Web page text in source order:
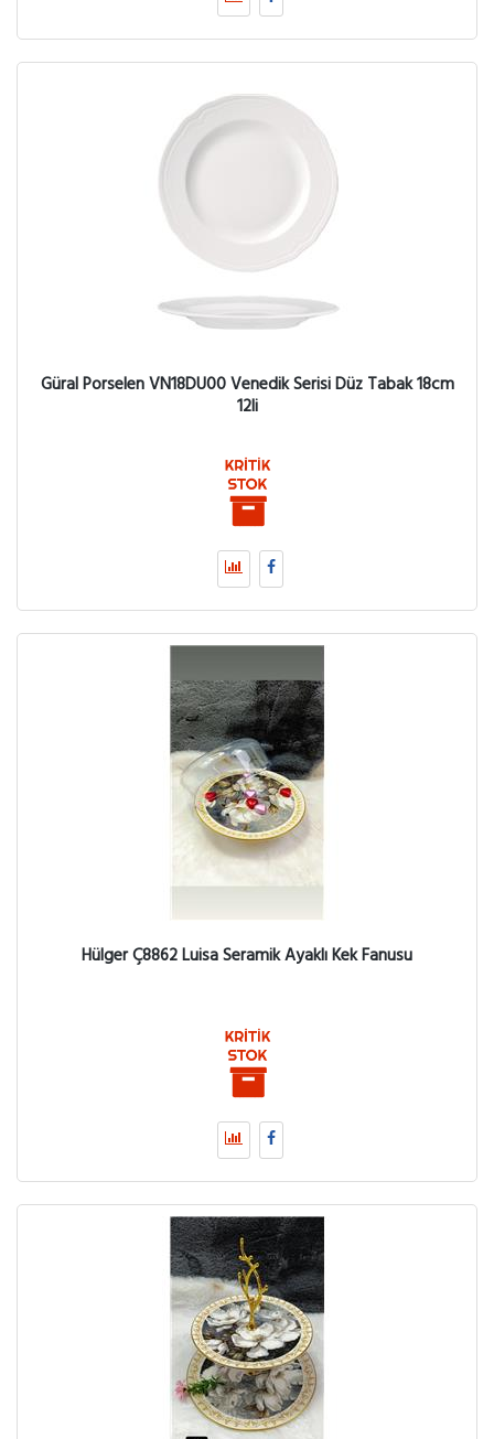
Güral Porselen VN18DU00 Venedik Serisi Düz Tabak 18cm
12li
Hülger Ç8862 Luisa Seramik Ayaklı Kek Fanusu